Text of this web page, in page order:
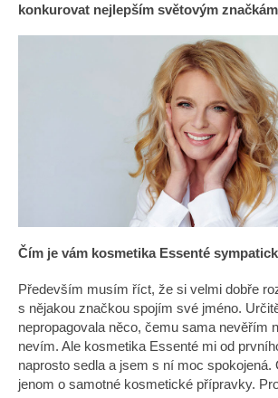
konkurovat nejlepším světovým
Čím je vám kosmetika Essenté
Především musím říct, že si velmi dobře
s nějakou značkou spojím své jméno.
nepropagovala něco, čemu sama nevěřím
nevím. Ale kosmetika Essenté mi od
naprosto sedla a jsem s ní moc spokojená.
jenom o samotné kosmetické přípravky.
u
j
t
?
HLEDAT